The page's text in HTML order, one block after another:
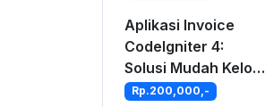
Aplikasi Invoice
CodeIgniter 4:
Solusi Mudah Kelola
Tagihan &
Rp.200,000,-